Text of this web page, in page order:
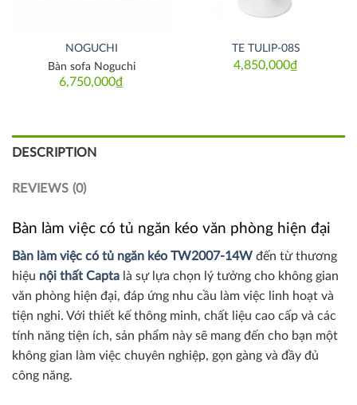
NOGUCHI
6,750,000₫
Bàn sofa Noguchi
TE TULIP-08S
4,850,000₫
DESCRIPTION
REVIEWS (0)
Bàn làm việc có tủ ngăn kéo văn phòng hiện đại
Bàn làm việc có tủ ngăn kéo TW2007-14W đến từ thương
hiệu nội thất Capta là sự lựa chọn lý tưởng cho không gian
văn phòng hiện đại, đáp ứng nhu cầu làm việc linh hoạt và
tiện nghi. Với thiết kế thông minh, chất liệu cao cấp và các
tính năng tiện ích, sản phẩm này sẽ mang đến cho bạn một
không gian làm việc chuyên nghiệp, gọn gàng và đầy đủ
công năng.